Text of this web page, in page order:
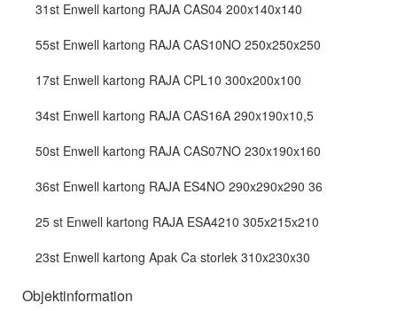
31st Enwell kartong RAJA CAS04 200x140x140
55st Enwell kartong RAJA CAS10NO 250x250x250
17st Enwell kartong RAJA CPL10 300x200x100
34st Enwell kartong RAJA CAS16A 290x190x10,5
50st Enwell kartong RAJA CAS07NO 230x190x160
36st Enwell kartong RAJA ES4NO 290x290x290 36
25 st Enwell kartong RAJA ESA4210 305x215x210
23st Enwell kartong Apak Ca storlek 310x230x30
Objektinformation